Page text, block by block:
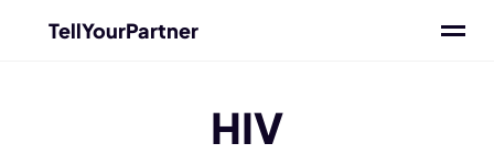
TellYourPartner
HIV